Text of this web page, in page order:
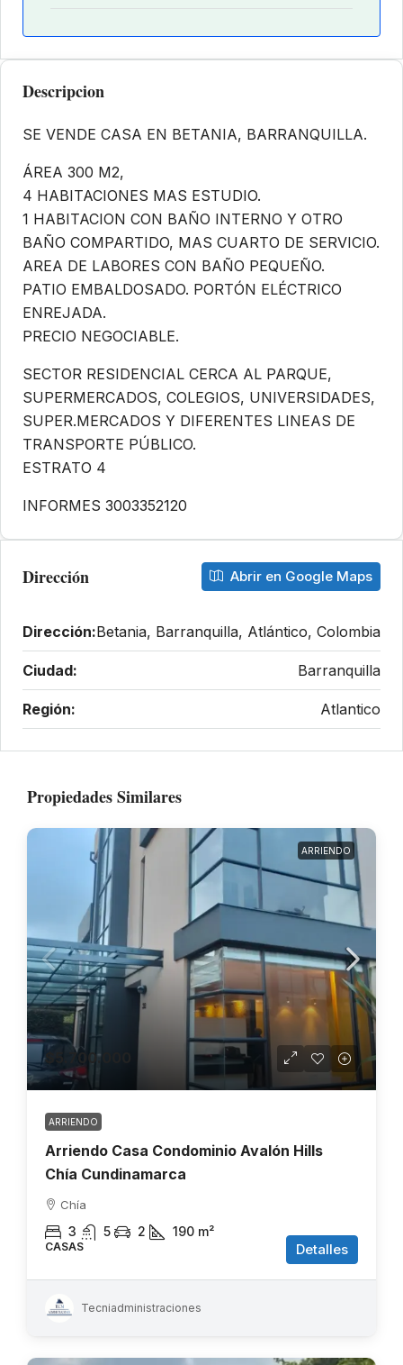
Descripcion
SE VENDE CASA EN BETANIA, BARRANQUILLA.
ÁREA 300 M2,
4 HABITACIONES MAS ESTUDIO.
1 HABITACION CON BAÑO INTERNO Y OTRO
BAÑO COMPARTIDO, MAS CUARTO DE SERVICIO.
AREA DE LABORES CON BAÑO PEQUEÑO.
PATIO EMBALDOSADO. PORTÓN ELÉCTRICO
ENREJADA.
PRECIO NEGOCIABLE.
SECTOR RESIDENCIAL CERCA AL PARQUE,
SUPERMERCADOS, COLEGIOS, UNIVERSIDADES,
SUPER.MERCADOS Y DIFERENTES LINEAS DE
TRANSPORTE PÚBLICO.
ESTRATO 4
INFORMES 3003352120
Dirección Abrir en Google Maps
Dirección:Betania, Barranquilla, Atlántico, Colombia
Ciudad: Barranquilla
Región: Atlantico
Propiedades Similares
ARRIENDO
$5.700.000
ARRIENDO
Arriendo Casa Condominio Avalón Hills
Chía Cundinamarca
Chía
3 5 2 190 m²
CASAS Detalles
Tecniadministraciones